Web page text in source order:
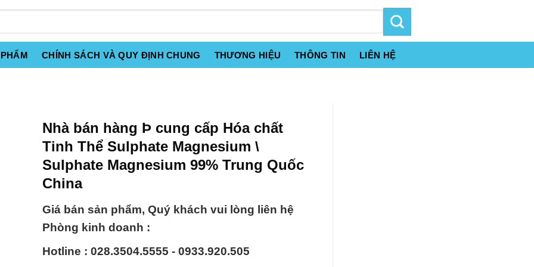
CHÍNH SÁCH VÀ QUY ĐỊNH CHUNG THƯƠNG HIỆU THÔNG TIN LIÊN HỆ
Nhà bán hàng Þ cung cấp Hóa chất
Tinh Thể Sulphate Magnesium \
Sulphate Magnesium 99% Trung Quốc
China
Giá bán sản phẩm, Quý khách vui lòng liên hệ
Phòng kinh doanh :
Hotline : 028.3504.5555 - 0933.920.505